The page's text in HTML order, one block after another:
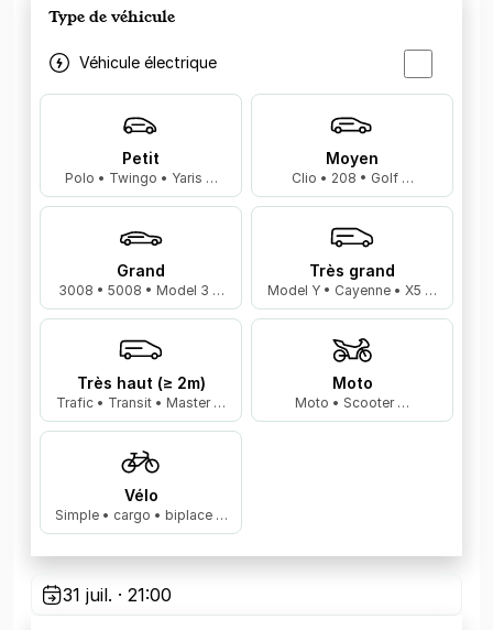
Type de véhicule
Véhicule électrique
Petit
Polo • Twingo • Yaris …
Moyen
Clio • 208 • Golf …
Grand
3008 • 5008 • Model 3 …
Très grand
Model Y • Cayenne • X5 …
Très haut (≥ 2m)
Trafic • Transit • Master …
Moto
Moto • Scooter …
Vélo
Simple • cargo • biplace …
31 juil. · 21:00